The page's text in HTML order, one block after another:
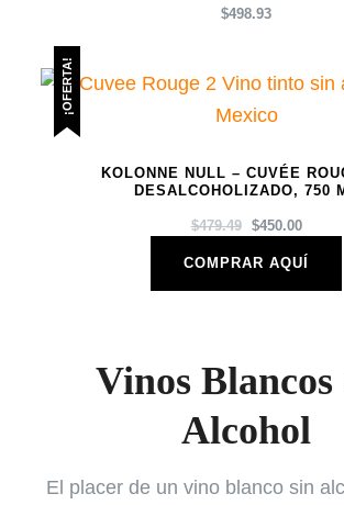
$498.93
¡OFERTA!
KOLONNE NULL – CUVÉE
DESALCOHOLIZADO, 750
$479.49
EL
ORIGINAL
$450.00EL
COMPRAR AQUÍ
Vinos Blancos
Alcohol
El placer de un vino blanco sin